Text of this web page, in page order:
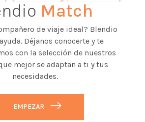
Match
de viaje ideal? Blendio
Déjanos conocerte y te
con la selección de nuestros
mejor se adaptan a ti y tus
necesidades.
EMPEZAR